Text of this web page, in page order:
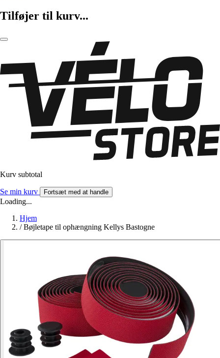
Tilføjer til kurv...
Kurv subtotal
Se min kurv Fortsæt med at handle
Loading...
Hjem
/ Bøjletape til ophængning Kellys Bastogne